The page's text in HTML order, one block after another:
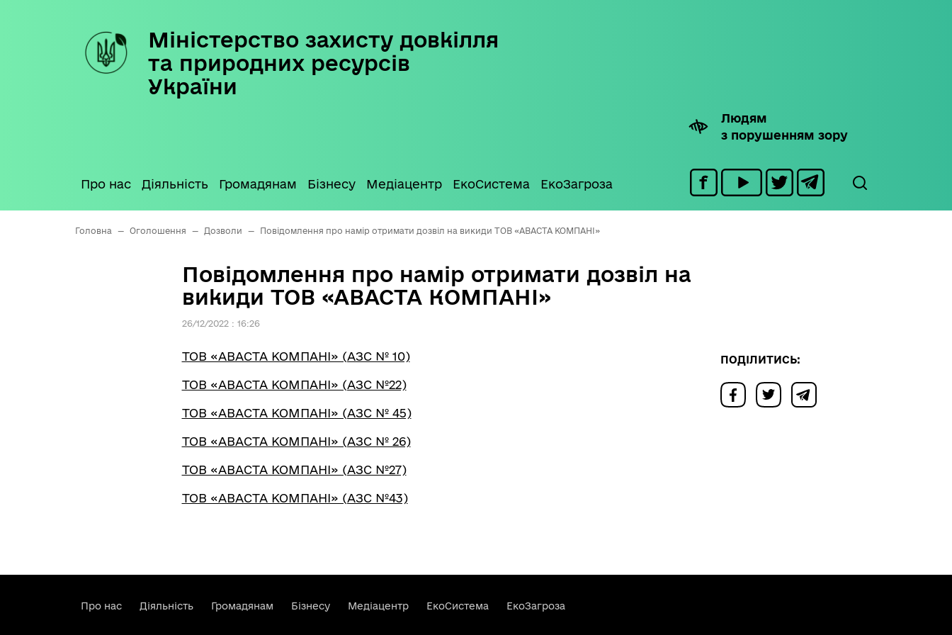
Міністерство захисту довкілля
та природних ресурсів
України
Людям
з порушенням зору
Про нас Діяльність Громадянам Бізнесу Медіацентр ЕкоСистема ЕкоЗагроза
Головна — Оголошення — Дозволи — Повідомлення про намір отримати дозвіл на викиди ТОВ «АВАСТА КОМПАНІ»
Повідомлення про намір отримати дозвіл на
викиди ТОВ «АВАСТА КОМПАНІ»
26/12/2022 : 16:26
ТОВ «АВАСТА КОМПАНІ» (АЗС № 10)
ТОВ «АВАСТА КОМПАНІ» (АЗС №22)
ТОВ «АВАСТА КОМПАНІ» (АЗС № 45)
ТОВ «АВАСТА КОМПАНІ» (АЗС № 26)
ТОВ «АВАСТА КОМПАНІ» (АЗС №27)
ТОВ «АВАСТА КОМПАНІ» (АЗС №43)
ПОДІЛИТИСЬ:
Про нас Діяльність Громадянам Бізнесу Медіацентр ЕкоСистема ЕкоЗагроза